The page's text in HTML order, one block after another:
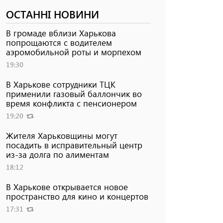
ОСТАННІ НОВИНИ
В громаде вблизи Харькова
попрощаются с водителем
аэромобильной роты и морпехом
19:30
В Харькове сотрудники ТЦК
применили газовый баллончик во
время конфликта с пенсионером
19:20
Жителя Харьковщины могут
посадить в исправительный центр
из-за долга по алиментам
18:12
В Харькове открывается новое
пространство для кино и концертов
17:31